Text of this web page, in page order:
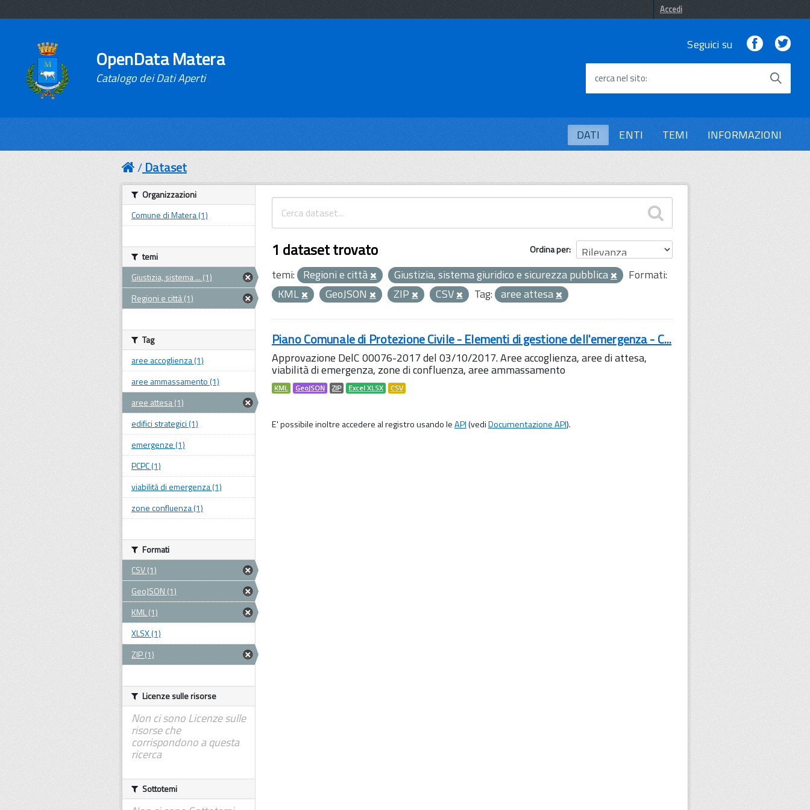
Accedi
OpenData Matera
Catalogo dei Dati Aperti
Seguici su Facebook
cerca nel sito
DATI ENTI TEMI INFORMAZIONI
Dataset
Ordina per
1 dataset trovato
temi: Regioni e città Giustizia, sistema giuridico e sicurezza pubblica
Formati:
KML
GeoJSON ZIP CSV Tag: aree attesa
Piano Comunale di Protezione Civile - Elementi di gestione dell'emergenza - C...
Approvazione DelC 00076-2017 del 03/10/2017. Aree accoglienza, aree di attesa,
viabilità di emergenza, zone di confluenza, aree ammassamento
KML GeoJSON ZIP Excel XLSX CSV
E' possibile inoltre accedere al registro usando leAPI(vediDocumentazione API).
Organizzazioni
Comune di Matera (1)
temi
Giustizia, sistema ... (1)
Regioni e città (1)
Tag
aree accoglienza (1)
aree ammassamento (1)
aree attesa (1)
edifici strategici (1)
emergenze (1)
PCPC (1)
viabilità di emergenza (1)
zone confluenza (1)
Formati
CSV (1)
GeoJSON (1)
KML (1)
XLSX (1)
ZIP (1)
Licenze sulle risorse
Non ci sono Licenze sulle
risorse che
corrispondono a questa
ricerca
Sottotemi